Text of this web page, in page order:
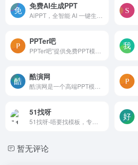
免费AI生成PPT
AiPPT，全智能 AI 一键生成 P...
PPTer吧
PPTer吧”提供免费PPT模板、PP...
酷演网
酷演网是一个高端PPT模板和Ke...
51找呀
51找呀-唔要找模板，专注办公素材设计与制作创意模板免费下载网站，办公与设计技能提升好帮手!
暂无评论